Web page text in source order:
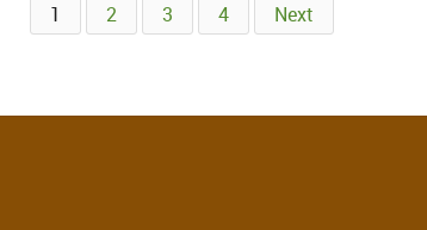
1 2 3 4 Next